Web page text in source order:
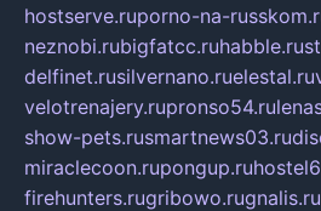
hostserve.ruporno-na-
neznobi.rubigfatcc.ruhabble.ru
delfinet.rusilvernano.ruelestal.ru
velotrenajery.rupronso54.ru
show-pets.rusmartnews03.ru
miraclecoon.rupongup.ru
firehunters.rugribowo.rugnalis.ru